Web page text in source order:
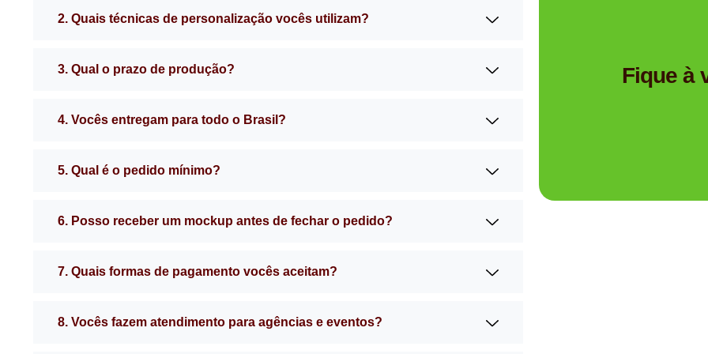
2. Quais técnicas de personalização vocês utilizam?
3. Qual o prazo de produção?
4. Vocês entregam para todo o Brasil?
5. Qual é o pedido mínimo?
6. Posso receber um mockup antes de fechar o pedido?
7. Quais formas de pagamento vocês aceitam?
8. Vocês fazem atendimento para agências e eventos?
Fique à
Tem dúvidas se a